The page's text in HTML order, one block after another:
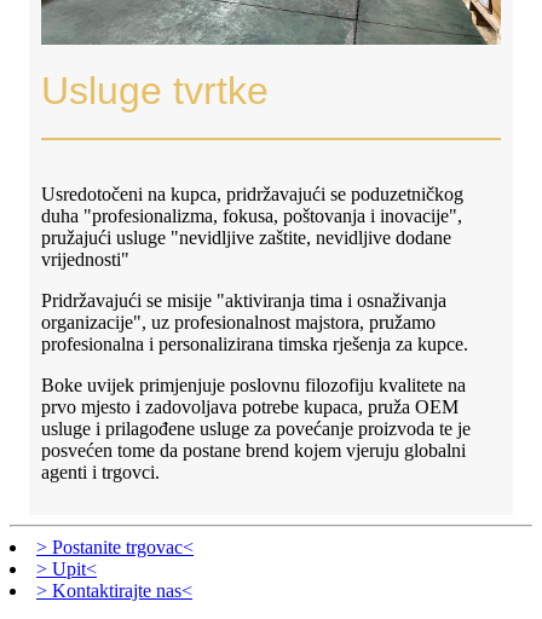
Usluge tvrtke
Usredotočeni na kupca, pridržavajući se poduzetničkog
duha "profesionalizma, fokusa, poštovanja i inovacije",
pružajući usluge "nevidljive zaštite, nevidljive dodane
vrijednosti"
Pridržavajući se misije "aktiviranja tima i osnaživanja
organizacije", uz profesionalnost majstora, pružamo
profesionalna i personalizirana timska rješenja za kupce.
Boke uvijek primjenjuje poslovnu filozofiju kvalitete na
prvo mjesto i zadovoljava potrebe kupaca, pruža OEM
usluge i prilagođene usluge za povećanje proizvoda te je
posvećen tome da postane brend kojem vjeruju globalni
agenti i trgovci.
> Postanite trgovac<
> Upit<
> Kontaktirajte nas<